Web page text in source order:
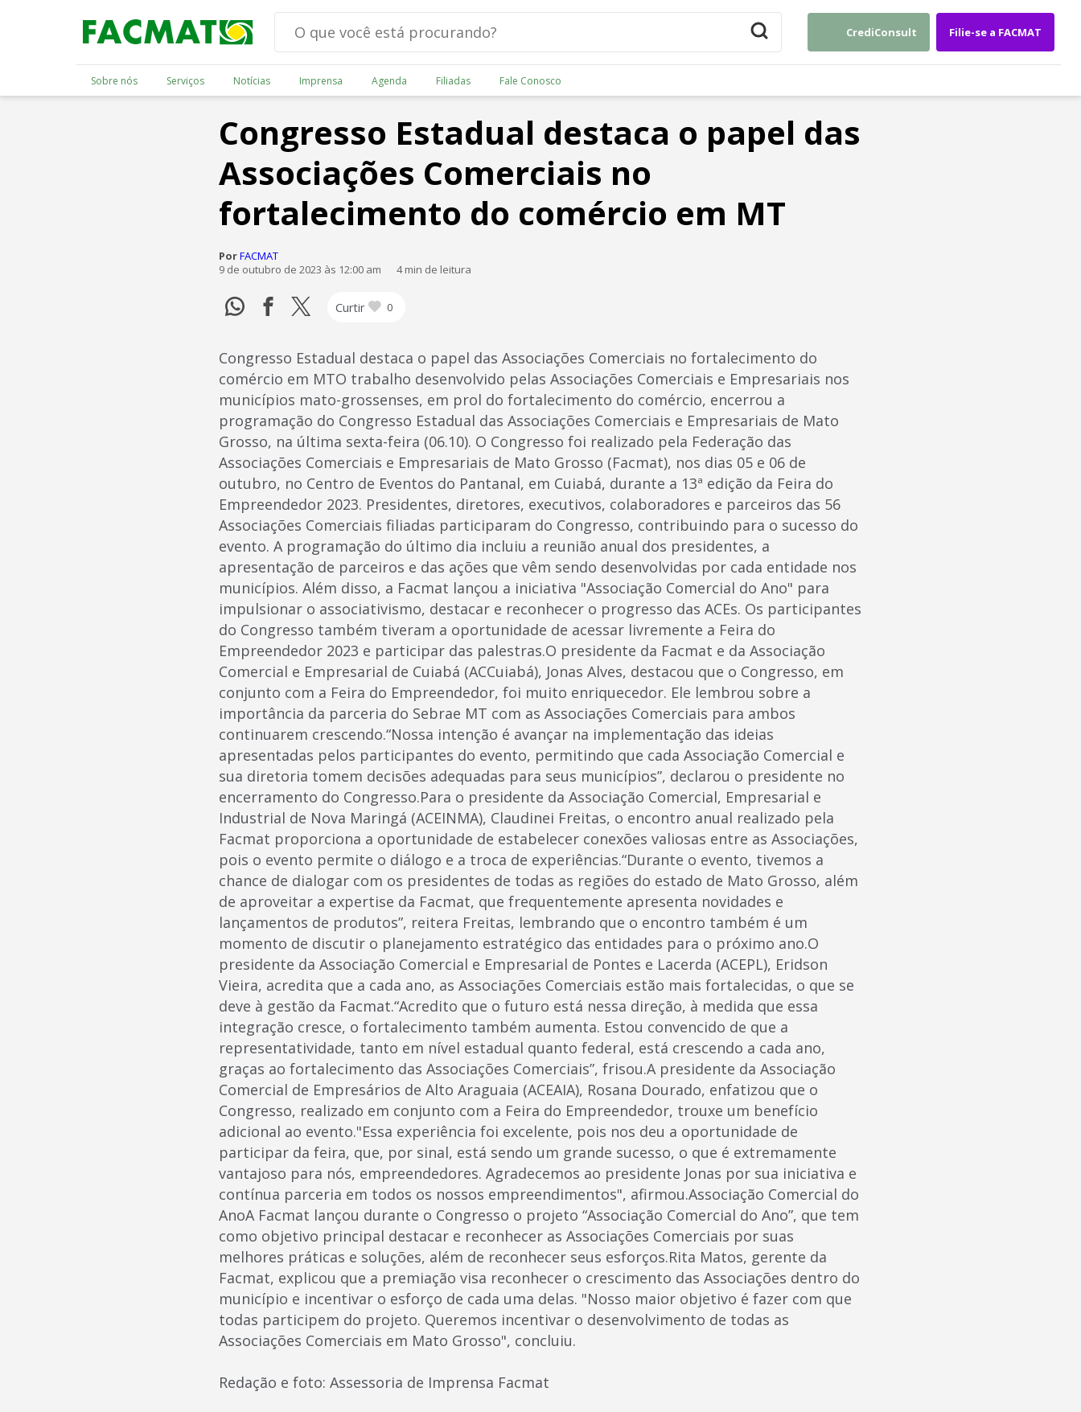
CrediConsult Filie-se a FACMAT
Sobre nós Serviços Notícias Imprensa Agenda Filiadas Fale Conosco
Congresso Estadual destaca o papel das
Associações Comerciais no
fortalecimento do comércio em MT
PorFACMAT
9 de outubro de 2023 às 12:00 am
4 min de leitura
Curtir 0
Congresso Estadual destaca o papel das Associações Comerciais no fortalecimento do
comércio em MTO trabalho desenvolvido pelas Associações Comerciais e Empresariais nos
municípios mato-grossenses, em prol do fortalecimento do comércio, encerrou a
programação do Congresso Estadual das Associações Comerciais e Empresariais de Mato
Grosso, na última sexta-feira (06.10). O Congresso foi realizado pela Federação das
Associações Comerciais e Empresariais de Mato Grosso (Facmat), nos dias 05 e 06 de
outubro, no Centro de Eventos do Pantanal, em Cuiabá, durante a 13ª edição da Feira do
Empreendedor 2023. Presidentes, diretores, executivos, colaboradores e parceiros das 56
Associações Comerciais filiadas participaram do Congresso, contribuindo para o sucesso do
evento. A programação do último dia incluiu a reunião anual dos presidentes, a
apresentação de parceiros e das ações que vêm sendo desenvolvidas por cada entidade nos
municípios. Além disso, a Facmat lançou a iniciativa "Associação Comercial do Ano" para
impulsionar o associativismo, destacar e reconhecer o progresso das ACEs. Os participantes
do Congresso também tiveram a oportunidade de acessar livremente a Feira do
Empreendedor 2023 e participar das palestras.O presidente da Facmat e da Associação
Comercial e Empresarial de Cuiabá (ACCuiabá), Jonas Alves, destacou que o Congresso, em
conjunto com a Feira do Empreendedor, foi muito enriquecedor. Ele lembrou sobre a
importância da parceria do Sebrae MT com as Associações Comerciais para ambos
continuarem crescendo.“Nossa intenção é avançar na implementação das ideias
apresentadas pelos participantes do evento, permitindo que cada Associação Comercial e
sua diretoria tomem decisões adequadas para seus municípios”, declarou o presidente no
encerramento do Congresso.Para o presidente da Associação Comercial, Empresarial e
Industrial de Nova Maringá (ACEINMA), Claudinei Freitas, o encontro anual realizado pela
Facmat proporciona a oportunidade de estabelecer conexões valiosas entre as Associações,
pois o evento permite o diálogo e a troca de experiências.“Durante o evento, tivemos a
chance de dialogar com os presidentes de todas as regiões do estado de Mato Grosso, além
de aproveitar a expertise da Facmat, que frequentemente apresenta novidades e
lançamentos de produtos”, reitera Freitas, lembrando que o encontro também é um
momento de discutir o planejamento estratégico das entidades para o próximo ano.O
presidente da Associação Comercial e Empresarial de Pontes e Lacerda (ACEPL), Eridson
Vieira, acredita que a cada ano, as Associações Comerciais estão mais fortalecidas, o que se
deve à gestão da Facmat.“Acredito que o futuro está nessa direção, à medida que essa
integração cresce, o fortalecimento também aumenta. Estou convencido de que a
representatividade, tanto em nível estadual quanto federal, está crescendo a cada ano,
graças ao fortalecimento das Associações Comerciais”, frisou.A presidente da Associação
Comercial de Empresários de Alto Araguaia (ACEAIA), Rosana Dourado, enfatizou que o
Congresso, realizado em conjunto com a Feira do Empreendedor, trouxe um benefício
adicional ao evento."Essa experiência foi excelente, pois nos deu a oportunidade de
participar da feira, que, por sinal, está sendo um grande sucesso, o que é extremamente
vantajoso para nós, empreendedores. Agradecemos ao presidente Jonas por sua iniciativa e
contínua parceria em todos os nossos empreendimentos", afirmou.Associação Comercial do
AnoA Facmat lançou durante o Congresso o projeto “Associação Comercial do Ano”, que tem
como objetivo principal destacar e reconhecer as Associações Comerciais por suas
melhores práticas e soluções, além de reconhecer seus esforços.Rita Matos, gerente da
Facmat, explicou que a premiação visa reconhecer o crescimento das Associações dentro do
município e incentivar o esforço de cada uma delas. "Nosso maior objetivo é fazer com que
todas participem do projeto. Queremos incentivar o desenvolvimento de todas as
Associações Comerciais em Mato Grosso", concluiu.
Redação e foto: Assessoria de Imprensa Facmat